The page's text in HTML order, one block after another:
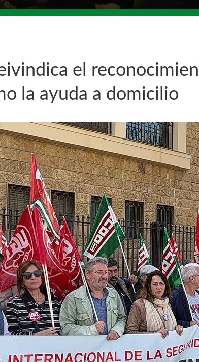
el
la ayuda a domicilio